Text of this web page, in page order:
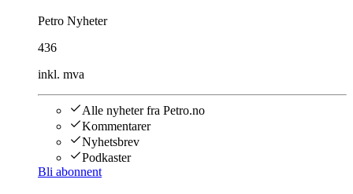
Petro Nyheter
436
inkl. mva
Alle nyheter fra Petro.no
Kommentarer
Nyhetsbrev
Podkaster
Bli abonnent